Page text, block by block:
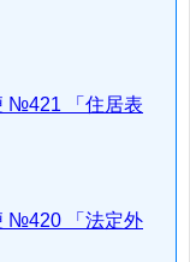
№421 「住居表
№420 「法定外